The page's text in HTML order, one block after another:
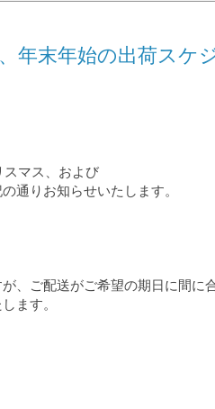
年末年始の出荷スケ
スマス、および
通りお知らせいたします。
、ご配送がご希望の期日に間に
ます。